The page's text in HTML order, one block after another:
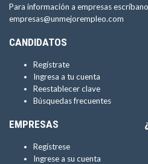
Para información a empresas
empresas@unmejorempleo.com
CANDIDATOS
Regístrate
Ingresa a tu cuenta
Reestablecer clave
Búsquedas frecuentes
EMPRESAS
Regístrese
Ingrese a su cuenta